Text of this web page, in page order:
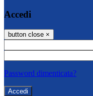
Accedi
button close ×
Password dimenticata?